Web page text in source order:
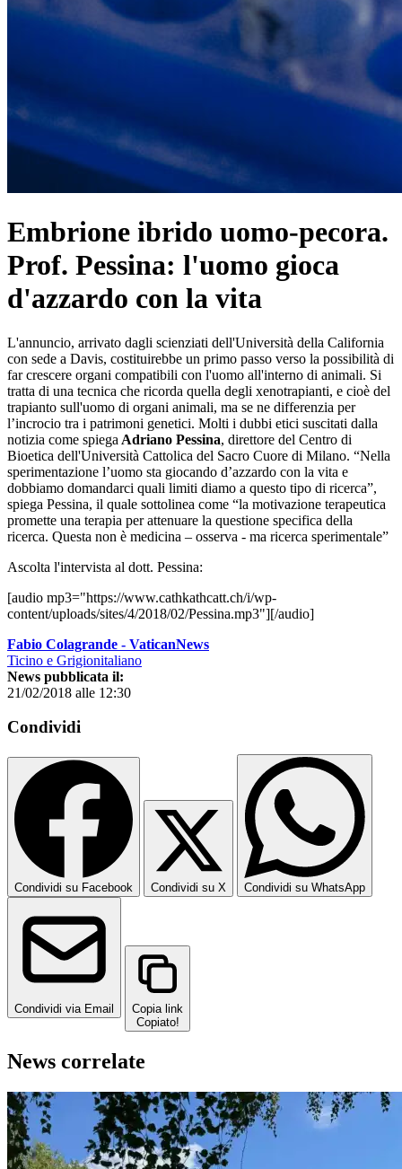
Embrione ibrido uomo-pecora.
Prof. Pessina: l'uomo gioca
d'azzardo con la vita
L'annuncio, arrivato dagli scienziati dell'Università della California
con sede a Davis, costituirebbe un primo passo verso la possibilità di
far crescere organi compatibili con l'uomo all'interno di animali. Si
tratta di una tecnica che ricorda quella degli xenotrapianti, e cioè del
trapianto sull'uomo di organi animali, ma se ne differenzia per
l’incrocio tra i patrimoni genetici. Molti i dubbi etici suscitati dalla
notizia come spiega Adriano Pessina, direttore del Centro di
Bioetica dell'Università Cattolica del Sacro Cuore di Milano. “Nella
sperimentazione l’uomo sta giocando d’azzardo con la vita e
dobbiamo domandarci quali limiti diamo a questo tipo di ricerca”,
spiega Pessina, il quale sottolinea come “la motivazione terapeutica
promette una terapia per attenuare la questione specifica della
ricerca. Questa non è medicina – osserva - ma ricerca sperimentale”
Ascolta l'intervista al dott. Pessina:
[audio mp3="https://www.cathkathcatt.ch/i/wp-
content/uploads/sites/4/2018/02/Pessina.mp3"][/audio]
Fabio Colagrande - VaticanNews
Ticino e Grigionitaliano
News pubblicata il:
21/02/2018 alle 12:30
Condividi
Condividi su Facebook Condividi su X Condividi su WhatsApp
Condividi via Email
Copia link
Copiato!
News correlate